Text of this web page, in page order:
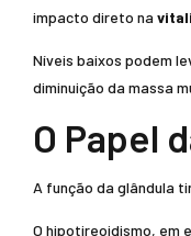
impacto direto na
Níveis baixos podem
diminuição da massa
O Papel
A função da glândula
O hipotireoidismo, em